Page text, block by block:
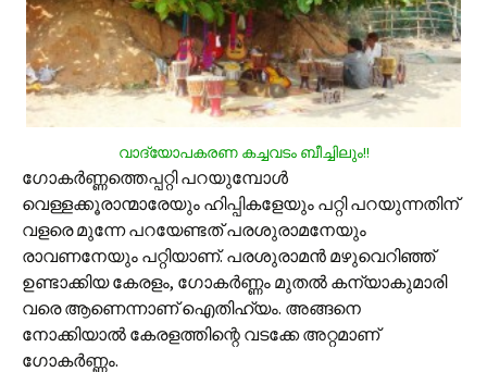
വാദ്യോപകരണ കച്ചവടം ബീച്ചിലും!!
ഗോകര്‍ണ്ണത്തെപ്പറ്റി പറയുമ്പോള്‍
വെള്ളക്കൂരാന്മാരേയും ഹിപ്പികളേയും പറ്റി പറയുന്നതിന്
വളരെ മുന്നേ പറയേണ്ടത് പരശുരാമനേയും
രാവണനേയും പറ്റിയാണ്. പരശുരാമന്‍ മഴുവെറിഞ്ഞ്
ഉണ്ടാക്കിയ കേരളം, ഗോകര്‍ണ്ണം മുതല്‍ കന്യാകുമാരി
വരെ ആണെന്നാണ് ഐതിഹ്യം. അങ്ങനെ
നോക്കിയാല്‍ കേരളത്തിന്റെ വടക്കേ അറ്റമാണ്
ഗോകര്‍ണ്ണം.